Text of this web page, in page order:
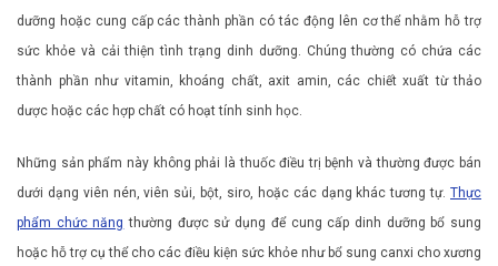
dưỡng hoặc cung cấp các thành phần có tác động lên cơ thể nhằm hỗ trợ
sức khỏe và cải thiện tình trạng dinh dưỡng. Chúng thường có chứa các
thành phần như vitamin, khoáng chất, axit amin, các chiết xuất từ thảo
dược hoặc các hợp chất có hoạt tính sinh học.
Những sản phẩm này không phải là thuốc điều trị bệnh và thường được bán
dưới dạng viên nén, viên sủi, bột, siro, hoặc các dạng khác tương tự. Thực
phẩm chức năng thường được sử dụng để cung cấp dinh dưỡng bổ sung
hoặc hỗ trợ cụ thể cho các điều kiện sức khỏe như bổ sung canxi cho xương